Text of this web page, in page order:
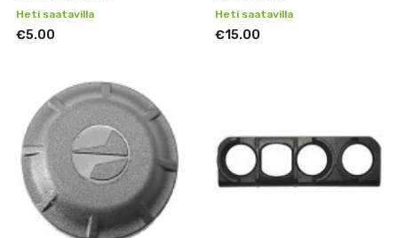
Heti saatavilla
€5.00
Heti saatavilla
€15.00